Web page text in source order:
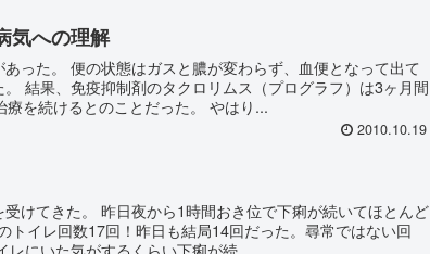
気への理解
った。 便の状態はガスと膿が変わらず、血便となって出て
結果、免疫抑制剤のタクロリムス（プログラフ）は3ヶ月間
を続けるとのことだった。 やはり...
2010.10.19
けてきた。 昨日夜から1時間おき位で下痢が続いてほとんど
トイレ回数17回！昨日も結局14回だった。尋常ではない回